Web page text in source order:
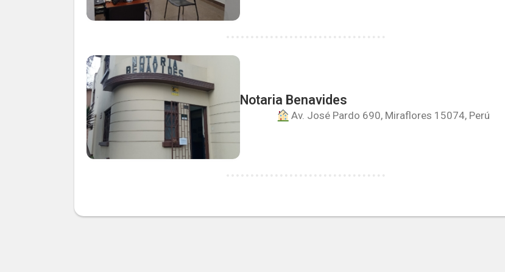
Notaria Benavides
Av. José Pardo 690, Miraflores 15074, Perú